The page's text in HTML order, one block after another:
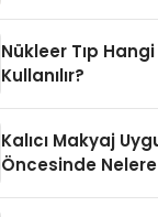
Nükleer Tıp
Kullanılır?
Kalıcı Makyaj
Öncesinde